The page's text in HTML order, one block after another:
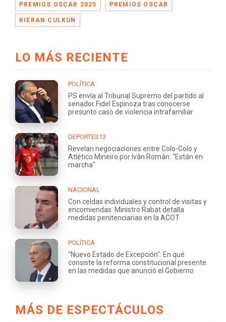
PREMIOS OSCAR 2025 PREMIOS OSCAR
KIERAN CULKUN
LO MÁS RECIENTE
POLÍTICA
PS envía al Tribunal Supremo del partido al
senador Fidel Espinoza tras conocerse
presunto caso de violencia intrafamiliar
DEPORTES13
Revelan negociaciones entre Colo-Colo y
Atlético Mineiro por Iván Román: "Están en
marcha"
NACIONAL
Con celdas individuales y control de visitas y
encomiendas: Ministro Rabat detalla
medidas penitenciarias en la ACOT
POLÍTICA
"Nuevo Estado de Excepción": En qué
consiste la reforma constitucional presente
en las medidas que anunció el Gobierno
MÁS DE ESPECTÁCULOS